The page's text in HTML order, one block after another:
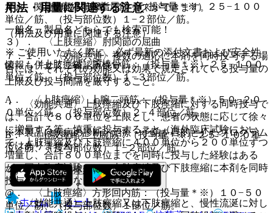
A． 〈上肢痙縮〉深指屈筋：（投与量＊※）２５−１００
単位／筋、（投与部位数）１−２部位／筋。
３）． 〈上肢痙縮〉肘関節の屈曲
@． 〈上肢痙縮〉腕橈骨筋：（投与量＊※）２５−１００
単位／筋、（投与部位数）１−３部位／筋。
A． 〈上肢痙縮〉上腕二頭筋：（投与量＊※）５０−２０
０単位／筋、（投与部位数）２−４部位／筋。
B． 〈上肢痙縮〉上腕筋：（投与量＊※）２５−１００単
位／筋、（投与部位数）１−２部位／筋。
４）． 〈上肢痙縮〉前腕の回内
@． 〈上肢痙縮〉方形回内筋：（投与量＊※）１０−５０
単位／筋、（投与部位数）１部位／筋。
用法・用量に関連する注意
（用法及び用量に関連する注意）
７．１． 〈効能共通〉複数の適応に本剤を同時投与する場
合には、それぞれの効能又は効果で規定されている投与量の
上限及び投与間隔を厳守すること。
・ 〈効能共通〉上肢痙縮及び下肢痙縮に対する同時投与で
は、合計で８００単位を上限とし、患者の状態に応じて徐々
に増量する等、慎重に投与すること（海外臨床試験におい
て、上肢痙縮及び下肢痙縮に４００単位から２００単位ずつ
増量し、合計８００単位までを同時に投与した経験はある
が、国内臨床試験では、上肢痙縮及び下肢痙縮に本剤を同時
投与した経験はない）。
・ 〈効能共通〉上肢痙縮又は下肢痙縮と、慢性流涎に対し
でき、関連情報へ簡単にアクセスができます。
一般名、製品名どちらでも検索可能！
※ ご使用いただく際に、必ず最新の添付文書および安全性
情報も併せてご確認下さい。
※本製品は疾病の診断・治療・予防を目的としたプログラム
ではありません。
ホーム
ノート